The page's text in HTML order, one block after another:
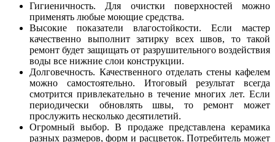
Гигиеничность. Для очистки поверхностей можно
применять любые моющие средства.
Высокие показатели влагостойкости. Если мастер
качественно выполнит затирку всех швов, то такой
ремонт будет защищать от разрушительного воздействия
воды все нижние слои конструкции.
Долговечность. Качественного отделать стены кафелем
можно самостоятельно. Итоговый результат всегда
смотрится привлекательно в течение многих лет. Если
периодически обновлять швы, то ремонт может
прослужить несколько десятилетий.
Огромный выбор. В продаже представлена керамика
разных размеров, форм и расцветок. Потребитель может